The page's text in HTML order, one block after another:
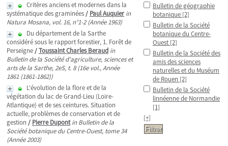
Critères anciens et modernes dans la
systématique des graminées/ Paul Auquier in
Natura Mosana, vol. 16, n°1-2 (Année 1963)
Du département de la Sarthe
considéré sous le rapport forestier, 1. Forêt de
Perseigne/Toussaint Charles Beraud in
Bulletin de la Société d'agriculture, sciences et
arts de la Sarthe, 2eS, t. 8 (16e vol., Année
1861 (1861-1862))
L'évolution de la flore et de la
végétation du lac de Grand-Lieu (Loire-
Atlantique) et de ses ceintures. Situation
actuelle, problèmes de conservation et de
gestion / Pierre Dupont in Bulletin de la
Société botanique du Centre-Ouest, tome 34
(Année 2003)
Bulletin de géographie
botanique [2]
Bulletin de la Société
botanique du Centre-
Ouest [2]
Bulletin de la Société des
amis des sciences
naturelles et du Muséum
de Rouen [2]
Bulletin de la Société
linnéenne de Normandie
[1]
[+]